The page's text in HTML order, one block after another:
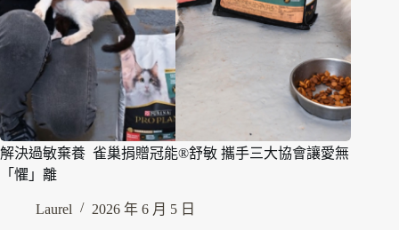
解決過敏棄養 雀巢捐贈冠能®舒敏 攜手三大協會讓愛無
「懼」離
Laurel 2026 年 6 月 5 日